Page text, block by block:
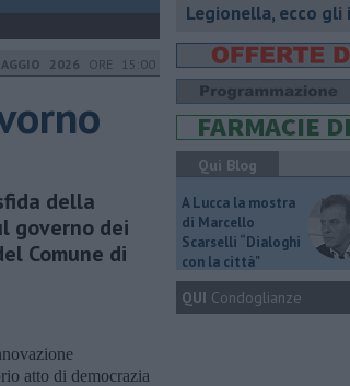
2026 ORE 15:00
della
governo dei
Comune di
atto di democrazia
Legionella, ecco gli
Qui Blog
A Lucca la mostra
di Marcello
Scarselli “Dialoghi
con la città"
QUI Condoglianze